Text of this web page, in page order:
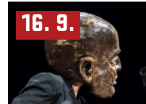
16. 9.